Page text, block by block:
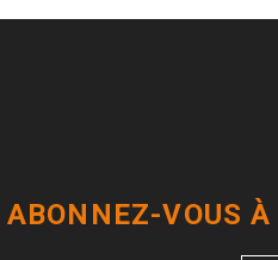
ABONNEZ-VOUS